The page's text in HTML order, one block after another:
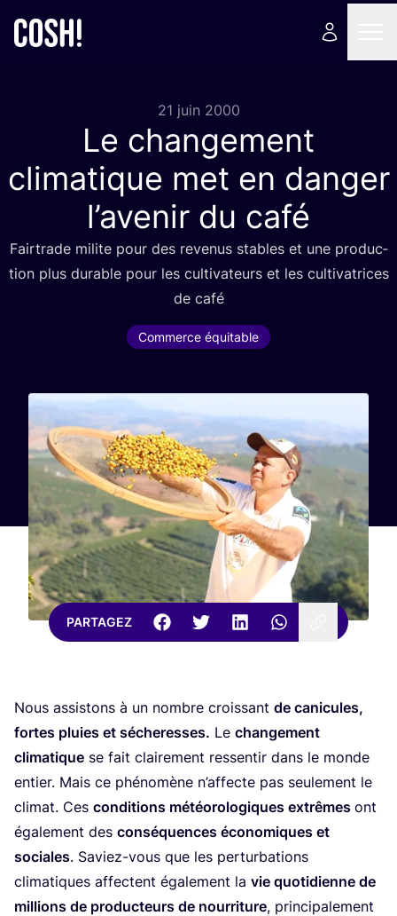
21 juin 2000
Le changement
climatique met en danger
l’avenir du café
Fair­trade milite pour des reve­nus stables et une pro­duc­
tion plus durable pour les culti­va­teurs et les culti­va­trices
de café
Commerce équitable
PARTAGEZ
Nous assis­tons à un nombre crois­sant de cani­cules,
fortes pluies et séche­resses. Le chan­ge­ment
cli­ma­tique se fait clai­re­ment res­sen­tir dans le monde
entier. Mais ce phé­no­mène n’af­fecte pas seule­ment le
cli­mat. Ces condi­tions météo­ro­lo­giques extrêmes ont
éga­le­ment des consé­quences éco­no­miques et
sociales. Saviez-vous que les per­tur­ba­tions
cli­ma­tiques affectent éga­le­ment la vie quo­ti­dienne de
mil­lions de pro­duc­teurs de nour­ri­ture, prin­ci­pa­le­ment